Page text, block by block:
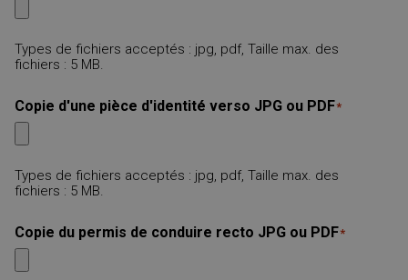
Types de fichiers acceptés : jpg, pdf, Taille max. des
fichiers : 5 MB.
Copie d'une pièce d'identité verso JPG ou PDF*
Types de fichiers acceptés : jpg, pdf, Taille max. des
fichiers : 5 MB.
Copie du permis de conduire recto JPG ou PDF*